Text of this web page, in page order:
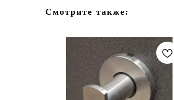
Смотрите также: